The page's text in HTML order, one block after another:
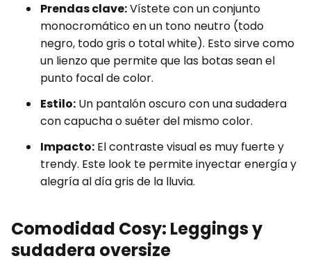
Prendas clave:Vístete con un conjunto
monocromático en un tono neutro (todo
negro, todo gris o total white). Esto sirve como
un lienzo que permite que las botas sean el
punto focal de color.
Estilo: Un pantalón oscuro con una sudadera
con capucha o suéter del mismo color.
Impacto: El contraste visual es muy fuerte y
trendy. Este look te permite inyectar energía y
alegría al día gris de la lluvia.
Comodidad Cosy: Leggings y
sudadera oversize